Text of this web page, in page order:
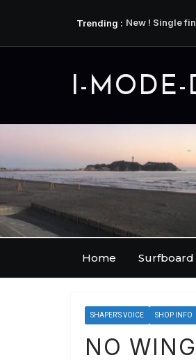
テ
ス
ッ
プ
Trending : New ! Single fin
少し時間はかか
は本文にて )
アンバサ磯野さ
I-MODE-
Home Surfboard
SHAPER'S VOICE SHOP INFO
NO